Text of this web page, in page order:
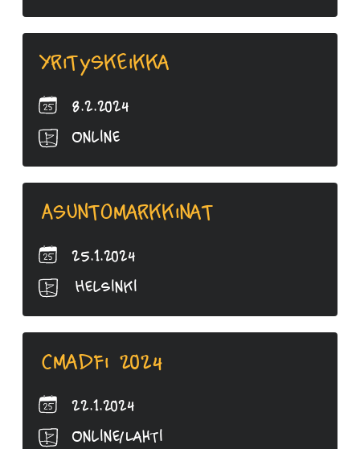
Yrityskeikka
8.2.2024
Online
Asuntomarkkinat
25.1.2024
Helsinki
Cmadfi 2024
22.1.2024
Online/Lahti